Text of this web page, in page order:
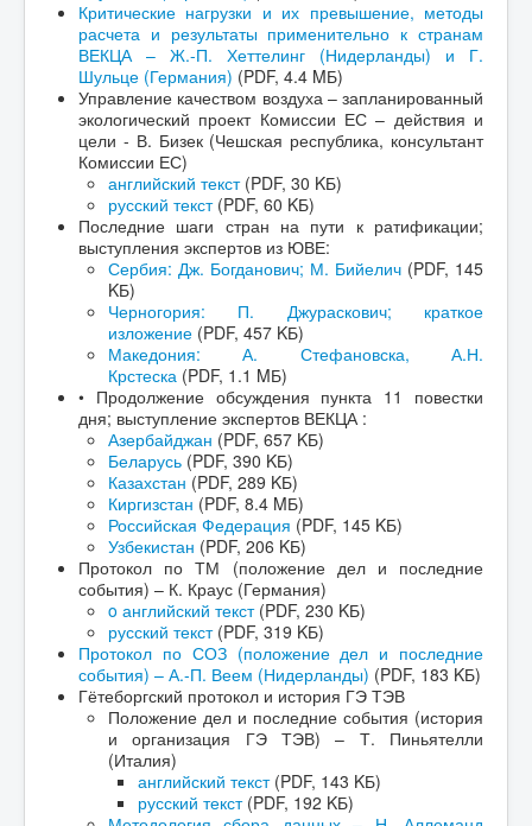
Критические нагрузки и их превышение, методы
расчета и результаты применительно к странам
ВЕКЦА – Ж.-П. Хеттелинг (Нидерланды) и Г.
Шульце (Германия) (PDF, 4.4 MБ)
Управление качеством воздуха – запланированный
экологический проект Комиссии ЕС – действия и
цели - В. Бизек (Чешская республика, консультант
Комиссии ЕС)
английский текст(PDF, 30 KБ)
русский текст(PDF, 60 KБ)
Последние шаги стран на пути к ратификации;
выступления экспертов из ЮВЕ:
Сербия: Дж. Богданович; М. Бийелич (PDF, 145
KБ)
Черногория: П. Джураскович; краткое
изложение (PDF, 457 KБ)
Македония: А. Стефановска, А.Н.
Крстеска (PDF, 1.1 MБ)
• Продолжение обсуждения пункта 11 повестки
дня; выступление экспертов ВЕКЦА :
Азербайджан (PDF, 657 KБ)
Беларусь (PDF, 390 KБ)
Казахстан (PDF, 289 KБ)
Киргизстан (PDF, 8.4 MБ)
Российская Федерация (PDF, 145 KБ)
Узбекистан (PDF, 206 KБ)
Протокол по ТМ (положение дел и последние
события) – К. Краус (Германия)
o английский текст(PDF, 230 KБ)
русский текст(PDF, 319 KБ)
Протокол по СОЗ (положение дел и последние
события) – А.-П. Веем (Нидерланды) (PDF, 183 KБ)
Гётеборгский протокол и история ГЭ ТЭВ
Положение дел и последние события (история
и организация ГЭ ТЭВ) – Т. Пиньятелли
(Италия)
английский текст(PDF, 143 KБ)
русский текст(PDF, 192 KБ)